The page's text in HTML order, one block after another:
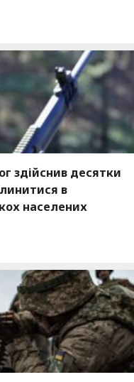
здійснив десятки
в
населених